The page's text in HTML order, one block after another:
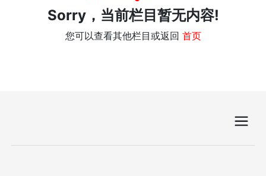
Sorry，当前栏目暂无内容!
您可以查看其他栏目或返回 首页